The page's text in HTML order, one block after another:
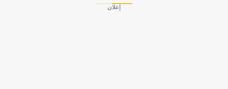
إعلان